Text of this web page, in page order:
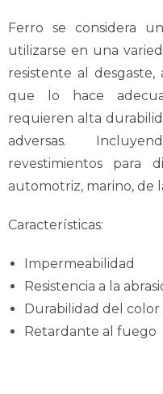
Ferro se considera
utilizarse en una
resistente al desgaste,
que lo hace
requieren alta
adversas.
revestimientos para
automotriz, marino, de
Características:
Impermeabilidad
Resistencia a la
Durabilidad del color
Retardante al fuego